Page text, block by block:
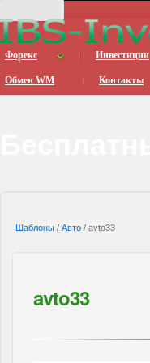
Форекс Инвестиции
Обмен WM Контакты
Шаблоны / Авто / avto33
avto33